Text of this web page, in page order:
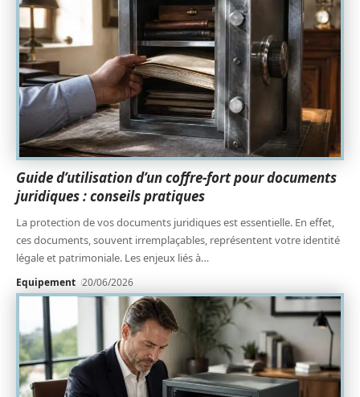
Guide d’utilisation d’un coffre-fort pour documents
juridiques : conseils pratiques
La protection de vos documents juridiques est essentielle. En effet,
ces documents, souvent irremplaçables, représentent votre identité
légale et patrimoniale. Les enjeux liés à…
Equipement 20/06/2026